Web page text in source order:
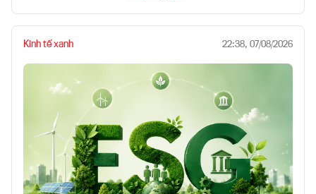
Kinh tế xanh 22:38, 07/08/2026